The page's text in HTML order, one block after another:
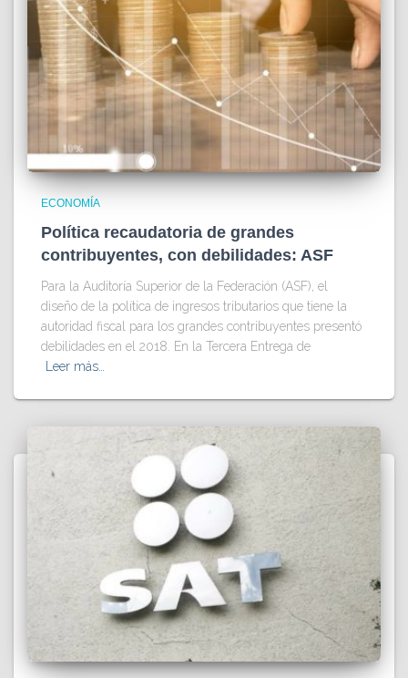
ECONOMÍA
Política recaudatoria de grandes
contribuyentes, con debilidades: ASF
Para la Auditoría Superior de la Federación (ASF), el
diseño de la política de ingresos tributarios que tiene la
autoridad fiscal para los grandes contribuyentes presentó
debilidades en el 2018. En la Tercera Entrega de
Leer más…